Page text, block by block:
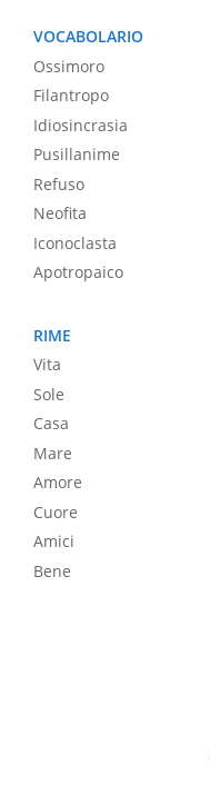
VOCABOLARIO
Ossimoro
Filantropo
Idiosincrasia
Pusillanime
Refuso
Neofita
Iconoclasta
Apotropaico
RIME
Vita
Sole
Casa
Mare
Amore
Cuore
Amici
Bene